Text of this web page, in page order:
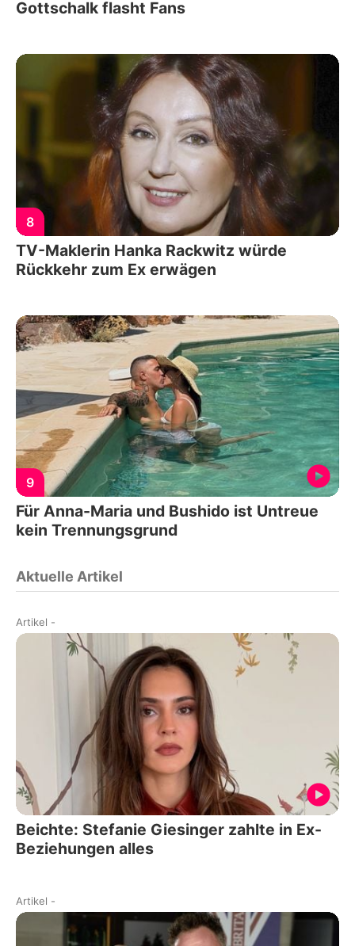
Gottschalk flasht Fans
8
TV-Maklerin Hanka Rackwitz würde
Rückkehr zum Ex erwägen
9
Für Anna-Maria und Bushido ist Untreue
kein Trennungsgrund
Aktuelle Artikel
Artikel -
Beichte: Stefanie Giesinger zahlte in Ex-
Beziehungen alles
Artikel -